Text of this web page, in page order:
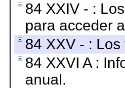
84 XXIV - :
para acceder
84 XXV - :
84 XXVI A :
anual.